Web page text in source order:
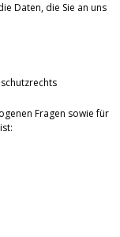
Daten, die Sie an uns
Fragen sowie für